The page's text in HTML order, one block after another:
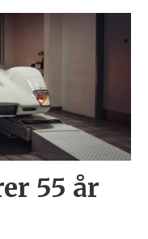
55 år